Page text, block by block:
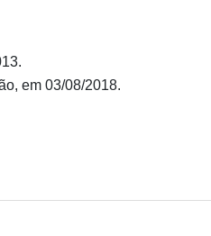
em 03/08/2018.